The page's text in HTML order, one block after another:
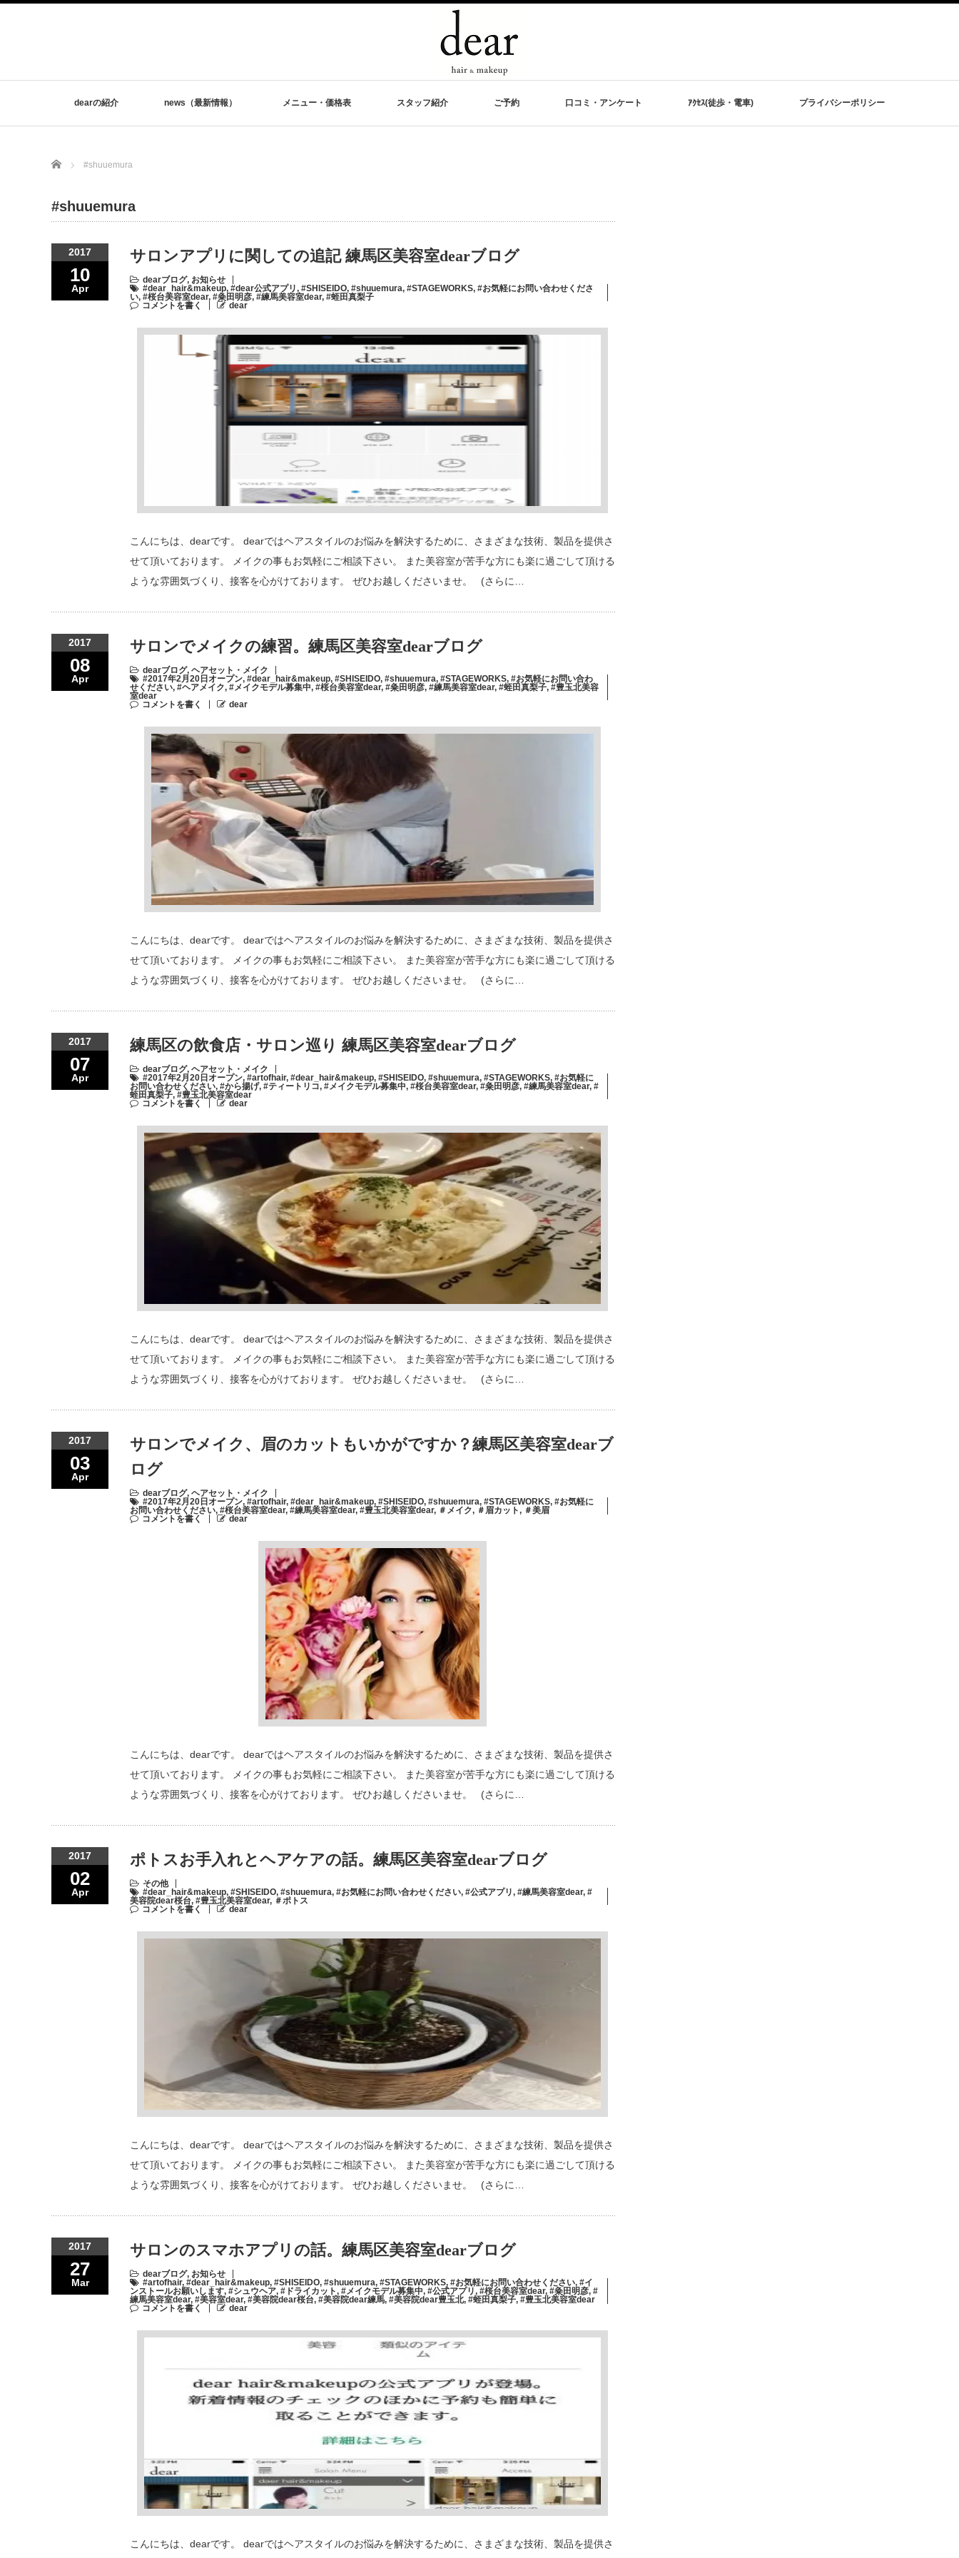
dearの紹介 news（最新情報） メニュー・価格表 スタッフ紹介 ご予約 口コミ・アンケート ｱｸｾｽ(徒歩・電車) プライバシーポリシー
Home #shuuemura
#shuuemura
2017
10
Apr
サロンアプリに関しての追記 練馬区美容室dearブログ
dearブログ, お知らせ
#dear_hair&makeup, #dear公式アプリ, #SHISEIDO, #shuuemura, #STAGEWORKS, #お気軽にお問い合わせくださ
い, #桜台美容室dear, #粂田明彦, #練馬美容室dear, #蛭田真梨子
コメントを書く
dear
こんにちは、dearです。 dearではヘアスタイルのお悩みを解決するために、さまざまな技術、製品を提供さ
せて頂いております。 メイクの事もお気軽にご相談下さい。 また美容室が苦手な方にも楽に過ごして頂ける
ような雰囲気づくり、接客を心がけております。 ぜひお越しくださいませ。 (さらに…
2017
08
Apr
サロンでメイクの練習。練馬区美容室dearブログ
dearブログ, ヘアセット・メイク
#2017年2月20日オープン, #dear_hair&makeup, #SHISEIDO, #shuuemura, #STAGEWORKS, #お気軽にお問い合わ
せください, #ヘアメイク, #メイクモデル募集中, #桜台美容室dear, #粂田明彦, #練馬美容室dear, #蛭田真梨子, #豊玉北美容
室dear
コメントを書く
dear
こんにちは、dearです。 dearではヘアスタイルのお悩みを解決するために、さまざまな技術、製品を提供さ
せて頂いております。 メイクの事もお気軽にご相談下さい。 また美容室が苦手な方にも楽に過ごして頂ける
ような雰囲気づくり、接客を心がけております。 ぜひお越しくださいませ。 (さらに…
2017
07
Apr
練馬区の飲食店・サロン巡り 練馬区美容室dearブログ
dearブログ, ヘアセット・メイク
#2017年2月20日オープン, #artofhair, #dear_hair&makeup, #SHISEIDO, #shuuemura, #STAGEWORKS, #お気軽に
お問い合わせください, #から揚げ, #ティートリコ, #メイクモデル募集中, #桜台美容室dear, #粂田明彦, #練馬美容室dear, #
蛭田真梨子, #豊玉北美容室dear
コメントを書く
dear
こんにちは、dearです。 dearではヘアスタイルのお悩みを解決するために、さまざまな技術、製品を提供さ
せて頂いております。 メイクの事もお気軽にご相談下さい。 また美容室が苦手な方にも楽に過ごして頂ける
ような雰囲気づくり、接客を心がけております。 ぜひお越しくださいませ。 (さらに…
2017
03
Apr
サロンでメイク、眉のカットもいかがですか？練馬区美容室dearブ
ログ
dearブログ, ヘアセット・メイク
#2017年2月20日オープン, #artofhair, #dear_hair&makeup, #SHISEIDO, #shuuemura, #STAGEWORKS, #お気軽に
お問い合わせください, #桜台美容室dear, #練馬美容室dear, #豊玉北美容室dear, ＃メイク, ＃眉カット, ＃美眉
コメントを書く
dear
こんにちは、dearです。 dearではヘアスタイルのお悩みを解決するために、さまざまな技術、製品を提供さ
せて頂いております。 メイクの事もお気軽にご相談下さい。 また美容室が苦手な方にも楽に過ごして頂ける
ような雰囲気づくり、接客を心がけております。 ぜひお越しくださいませ。 (さらに…
2017
02
Apr
ポトスお手入れとヘアケアの話。練馬区美容室dearブログ
その他
#dear_hair&makeup, #SHISEIDO, #shuuemura, #お気軽にお問い合わせください, #公式アプリ, #練馬美容室dear, #
美容院dear桜台, #豊玉北美容室dear, ＃ポトス
コメントを書く
dear
こんにちは、dearです。 dearではヘアスタイルのお悩みを解決するために、さまざまな技術、製品を提供さ
せて頂いております。 メイクの事もお気軽にご相談下さい。 また美容室が苦手な方にも楽に過ごして頂ける
ような雰囲気づくり、接客を心がけております。 ぜひお越しくださいませ。 (さらに…
2017
27
Mar
サロンのスマホアプリの話。練馬区美容室dearブログ
dearブログ, お知らせ
#artofhair, #dear_hair&makeup, #SHISEIDO, #shuuemura, #STAGEWORKS, #お気軽にお問い合わせください, #イ
ンストールお願いします, #シュウヘア, #ドライカット, #メイクモデル募集中, #公式アプリ, #桜台美容室dear, #粂田明彦, #
練馬美容室dear, #美容室dear, #美容院dear桜台, #美容院dear練馬, #美容院dear豊玉北, #蛭田真梨子, #豊玉北美容室dear
コメントを書く
dear
こんにちは、dearです。 dearではヘアスタイルのお悩みを解決するために、さまざまな技術、製品を提供さ